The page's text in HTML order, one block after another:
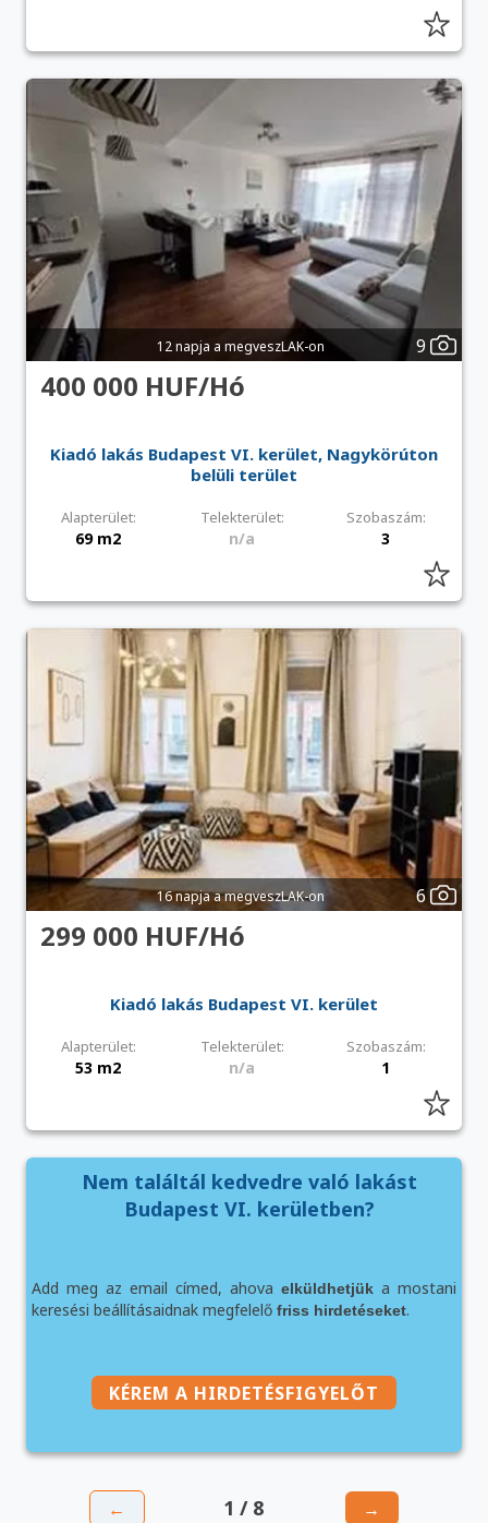
12 napja a megveszLAK-on 9
400 000 HUF/Hó
Kiadó lakás Budapest VI. kerület, Nagykörúton
belüli terület
Alapterület: Telekterület: Szobaszám:
69 m2 n/a 3
16 napja a megveszLAK-on 6
299 000 HUF/Hó
Kiadó lakás Budapest VI. kerület
Alapterület: Telekterület: Szobaszám:
53 m2 n/a 1
Nem találtál kedvedre való lakást
Budapest VI. kerületben?
Add meg az email címed, ahova elküldhetjük a mostani
keresési beállításaidnak megfelelő friss hirdetéseket.
KÉREM A HIRDETÉSFIGYELŐT
← 1 / 8 →